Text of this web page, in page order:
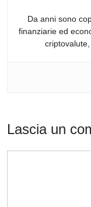
Da anni sono
finanziarie ed
Lascia un